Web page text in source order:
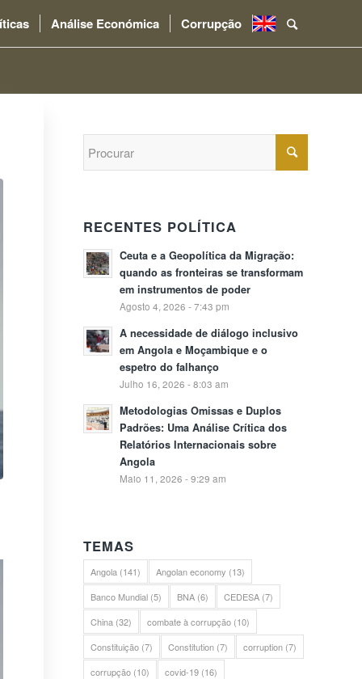
Análise Económica Corrupção .
RECENTES POLÍTICA
Ceuta e a Geopolítica da Migração:
quando as fronteiras se transformam
em instrumentos de poder
Agosto 4, 2026 - 7:43 pm
A necessidade de diálogo inclusivo
em Angola e Moçambique e o
espetro do falhanço
Julho 16, 2026 - 8:03 am
Metodologias Omissas e Duplos
Padrões: Uma Análise Crítica dos
Relatórios Internacionais sobre
Angola
Maio 11, 2026 - 9:29 am
TEMAS
Angola (141) Angolan economy (13)
Banco Mundial (5) BNA (6) CEDESA (7)
China (32) combate à corrupção (10)
Constituição (7) Constitution (7) corruption (7)
corrupção (10) covid-19 (16)